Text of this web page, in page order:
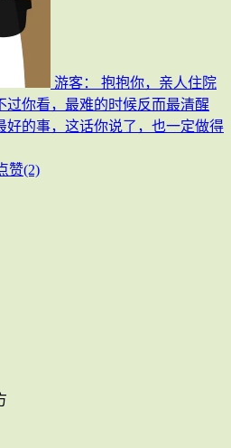
游客：
抱抱你，亲人住院
过你看，最难的时候反而最清醒
的事，这话你说了，也一定做得
赞(2)